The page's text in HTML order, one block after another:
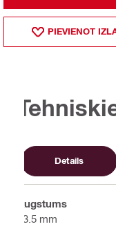
PIEVIENOT
Details
Augstums
63.5 mm